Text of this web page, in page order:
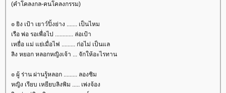
(คำโคลงกล-คนโคลงกรรม)
๏ ยิง เป้า เยาว์ปิ้งย่าง ....... เป็นไหม
เรือ พ่อ รอเพื่อไป ............ ล่อเป้า
เหยื่อ แม่ แย่เมื่อไฟ ......... ก่อไม่ เป็นแล
ลิง หยอก หลอกหญิงเจ้า ... จักให้อะไรทาน
๏ ผู้ ร่าน ผ่านรู้หลอก ......... ลองชิม
หญิง เรียบ เหยียบลิงพิม ..... เพ่งจ้อง